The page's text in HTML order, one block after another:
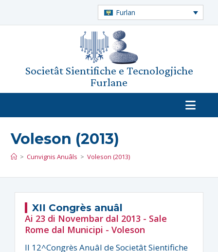
Furlan
Societât Sientifiche e Tecnologjiche
Furlane
Voleson (2013)
> Cunvignis Anuâls > Voleson (2013)
XII Congrès anuâl
Ai 23 di Novembar dal 2013 - Sale
Rome dal Municipi - Voleson
Il 12^Congrès Anuâl de Societât Sientifiche